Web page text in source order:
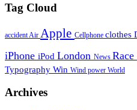
Tag Cloud
accident Air Apple Cellphone clothes
iPhone iPod London News Race
Typography Win Wind power World
Archives